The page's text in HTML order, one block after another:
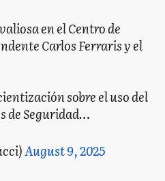
en el Centro de
Carlos Ferraris y el
sobre el uso del
de Seguridad…
August 9, 2025